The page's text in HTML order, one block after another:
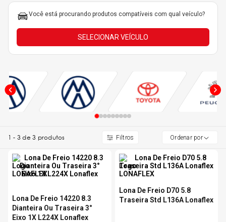
Você está procurando produtos compatíveis com qual veículo?
SELECIONAR VEÍCULO
1 - 3de3 produtos Ordenar por
Lona De Freio 14220 8.3
Dianteira Ou Traseira 3°
Eixo 1X L224X Lonaflex
Lona De Freio D70 5.8
Traseira Std L136A Lonaflex
5º Kit 4 Pneu Xbri Aro 13
6º 175 70r14
185 65r15
8 185 60r15
9º 205 55r16
10º Pneu